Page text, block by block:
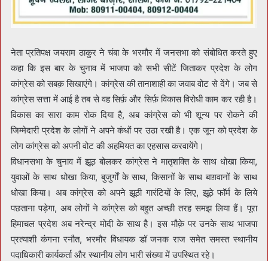
नेता प्रतिपक्ष जयराम ठाकुर ने चंबा के भरमौर में जनसभा को संबोधित करते हुए
कहा कि इस बार के चुनाव में भाजपा को सभी सीटें जिताकर प्रदेश के लोग
कांग्रेस को सबक़ सिखाएंगे। कांग्रेस की तानाशाही का जवाब वोट से देंगे। जब से
कांग्रेस सत्ता में आई है तब से वह सिर्फ़ और सिर्फ़ विकास विरोधी काम कर रही है।
विकास का सारा काम रोक दिया है, अब कांग्रेस को भी शून्य पर रोकने की
जिम्मेदारी प्रदेश के लोगों ने अपने कंधों पर उठा रखी है। एक जून को प्रदेश के
लोग कांग्रेस को अपनी वोट की अहमियत का एहसास करवायेंगे।
विधानसभा के चुनाव में झूठ बोलकर कांग्रेस ने मातृशक्ति के साथ धोखा किया,
युवाओं के साथ धोखा किया, बुजुर्गों के साथ, किसानों के साथ बाग़वानों के साथ
धोखा किया। अब कांग्रेस को अपने झूठी गारंटियों के लिए, झूठे फॉर्म के लिये
पछताना पड़ेगा, अब लोगों ने कांग्रेस को बहुत अच्छी तरह समझ लिया हैं। पूरा
हिमाचल प्रदेश अब नरेन्द्र मोदी के साथ है। इस मौक़े पर उनके साथ भाजपा
प्रत्याशी कंगना रनौत, भरमौर विधायक डॉ जनक राज समेत समस्त स्थानीय
पदाधिकारी कार्यकर्ता और स्थानीय लोग भारी संख्या में उपस्थित रहे।